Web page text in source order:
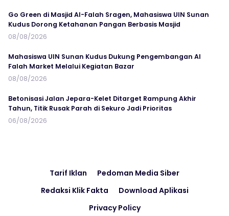
Go Green di Masjid Al-Falah Sragen, Mahasiswa UIN Sunan
Kudus Dorong Ketahanan Pangan Berbasis Masjid
08/08/2026
Mahasiswa UIN Sunan Kudus Dukung Pengembangan Al
Falah Market Melalui Kegiatan Bazar
08/08/2026
Betonisasi Jalan Jepara-Kelet Ditarget Rampung Akhir
Tahun, Titik Rusak Parah di Sekuro Jadi Prioritas
06/08/2026
Tarif Iklan
Pedoman Media Siber
Redaksi Klik Fakta
Download Aplikasi
Privacy Policy